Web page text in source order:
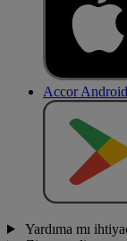
Accor
Yardıma mı